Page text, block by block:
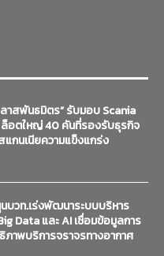
าสพันธมิตร” รับมอบ Scania
ล็อตใหญ่ 40 คันที่รองรับธุรกิจ
กนเนียความแข็งแกร่ง
บวท.เร่งพัฒนาระบบบริหาร
Data และ AI เชื่อมข้อมูลการ
ภาพบริการจราจรทางอากาศ